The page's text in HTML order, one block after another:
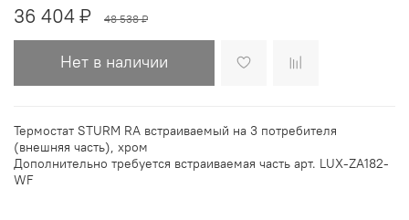
36 404 ₽ 48 538 ₽
Нет в наличии
Термостат STURM RA встраиваемый на 3 потребителя
(внешняя часть), хром
Дополнительно требуется встраиваемая часть арт. LUX-ZA182-
WF